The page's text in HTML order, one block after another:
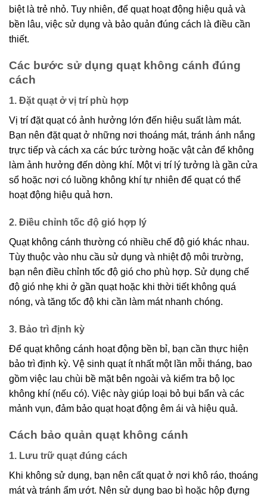
biệt là trẻ nhỏ. Tuy nhiên, để quạt hoạt động hiệu quả và
bền lâu, việc sử dụng và bảo quản đúng cách là điều cần
thiết.
Các bước sử dụng quạt không cánh đúng
cách
1. Đặt quạt ở vị trí phù hợp
Vị trí đặt quạt có ảnh hưởng lớn đến hiệu suất làm mát.
Bạn nên đặt quạt ở những nơi thoáng mát, tránh ánh nắng
trực tiếp và cách xa các bức tường hoặc vật cản để không
làm ảnh hưởng đến dòng khí. Một vị trí lý tưởng là gần cửa
sổ hoặc nơi có luồng không khí tự nhiên để quạt có thể
hoạt động hiệu quả hơn.
2. Điều chỉnh tốc độ gió hợp lý
Quạt không cánh thường có nhiều chế độ gió khác nhau.
Tùy thuộc vào nhu cầu sử dụng và nhiệt độ môi trường,
bạn nên điều chỉnh tốc độ gió cho phù hợp. Sử dụng chế
độ gió nhẹ khi ở gần quạt hoặc khi thời tiết không quá
nóng, và tăng tốc độ khi cần làm mát nhanh chóng.
3. Bảo trì định kỳ
Để quạt không cánh hoạt động bền bỉ, bạn cần thực hiện
bảo trì định kỳ. Vệ sinh quạt ít nhất một lần mỗi tháng, bao
gồm việc lau chùi bề mặt bên ngoài và kiểm tra bộ lọc
không khí (nếu có). Việc này giúp loại bỏ bụi bẩn và các
mảnh vụn, đảm bảo quạt hoạt động êm ái và hiệu quả.
Cách bảo quản quạt không cánh
1. Lưu trữ quạt đúng cách
Khi không sử dụng, bạn nên cất quạt ở nơi khô ráo, thoáng
mát và tránh ẩm ướt. Nên sử dụng bao bì hoặc hộp đựng